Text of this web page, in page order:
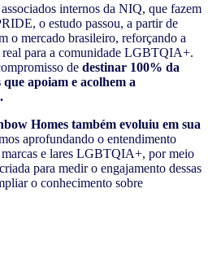
internos da NIQ, que fazem
o estudo passou, a partir de
o mercado brasileiro, reforçando a
para a comunidade LGBTQIA+.
de destinar 100% da
apoiam e acolhem a
Homes também evoluiu em sua
aprofundando o entendimento
marcas e lares LGBTQIA+, por meio
para medir o engajamento dessas
o conhecimento sobre